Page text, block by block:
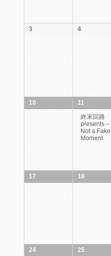
ゲ
3 4
10 11
終末回路
presents –
Not a Fake
Moment
17 18
24 25